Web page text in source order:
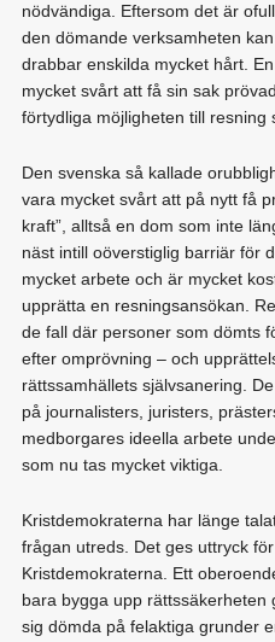
nödvändiga. Eftersom det är
den dömande verksamheten
drabbar enskilda mycket hårt.
mycket svårt att få sin sak
förtydliga möjligheten till resning
Den svenska så kallade
vara mycket svårt att på nytt få
kraft”, alltså en dom som inte
näst intill oöverstiglig barriär för
mycket arbete och är mycket
upprätta en resningsansökan.
de fall där personer som dömts
efter omprövning – och
rättssamhällets självsanering.
på journalisters, juristers,
medborgares ideella arbete
som nu tas mycket viktiga.
Kristdemokraterna har länge
frågan utreds. Det ges uttryck
Kristdemokraterna. Ett
bara bygga upp
sig dömda på felaktiga grunder